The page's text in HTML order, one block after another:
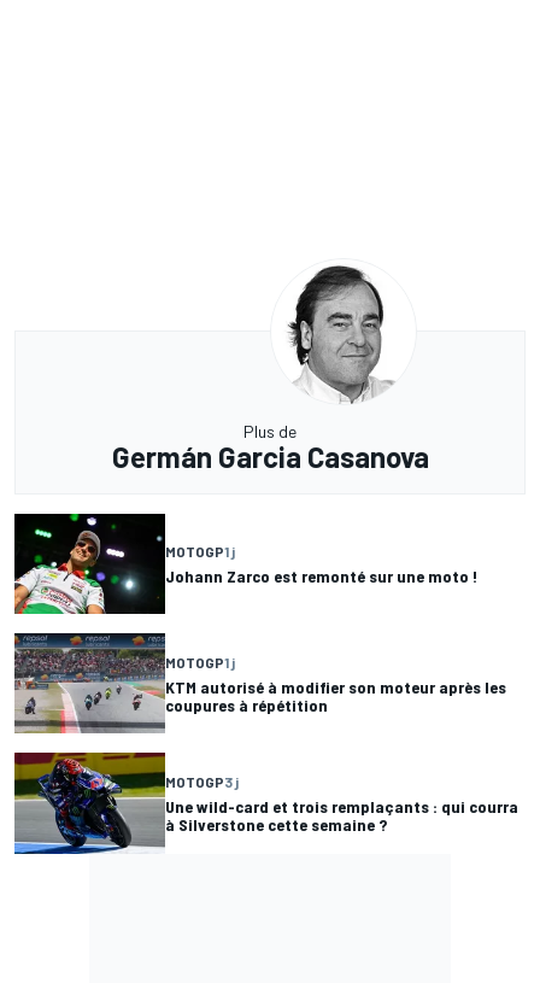
Plus de
Germán Garcia Casanova
MOTOGP1 j
Johann Zarco est remonté sur une moto !
MOTOGP1 j
KTM autorisé à modifier son moteur après les
coupures à répétition
MOTOGP3 j
Une wild-card et trois remplaçants : qui courra
à Silverstone cette semaine ?